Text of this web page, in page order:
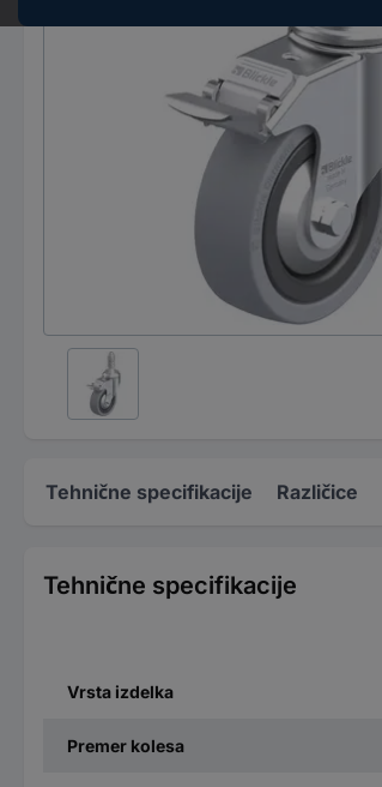
Tehnične specifikacije Različice
Tehnične specifikacije
Vrsta izdelka
Premer kolesa